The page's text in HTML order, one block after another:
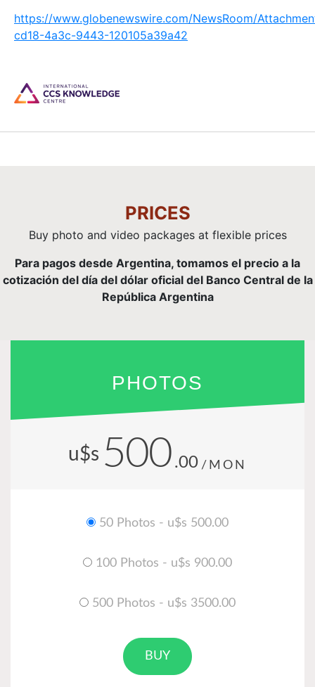
https://www.globenewswire.com/NewsRoom/
cd18-4a3c-9443-120105a39a42
PRICES
Buy photo and video packages at flexible prices
Para pagos desde Argentina, tomamos el precio a la
cotización del día del dólar oficial del Banco Central de la
República Argentina
PHOTOS
u$s 500 .00 /MON
50 Photos - u$s 500.00
100 Photos - u$s 900.00
500 Photos - u$s 3500.00
BUY